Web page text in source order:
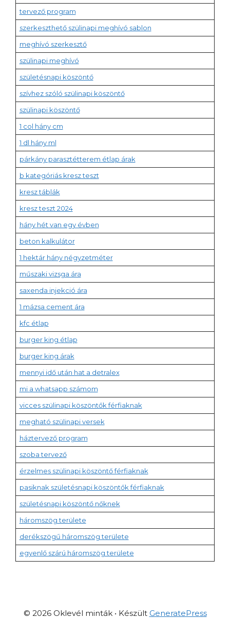
tervező program
szerkeszthető szülinapi meghívó sablon
meghívó szerkesztő
szülinapi meghívó
születésnapi köszöntő
szívhez szóló szülinapi köszöntő
szülinapi köszöntő
1 col hány cm
1 dl hány ml
párkány parasztétterem étlap árak
b kategóriás kresz teszt
kresz táblák
kresz teszt 2024
hány hét van egy évben
beton kalkulátor
1 hektár hány négyzetméter
műszaki vizsga ára
saxenda injekció ára
1 mázsa cement ára
kfc étlap
burger king étlap
burger king árak
mennyi idő után hat a detralex
mi a whatsapp számom
vicces szülinapi köszöntők férfiaknak
megható szülinapi versek
háztervező program
szoba tervező
érzelmes szülinapi köszöntő férfiaknak
pasiknak születésnapi köszöntők férfiaknak
születésnapi köszöntő nőknek
háromszög területe
derékszögű háromszög területe
egyenlő szárú háromszög területe
© 2026 Oklevél minták• Készült GeneratePress